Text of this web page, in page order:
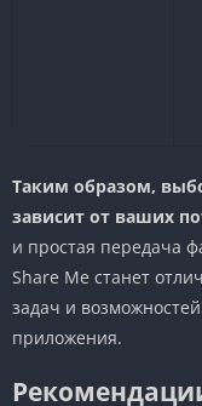
Таким образом,
зависит от ваших
и простая передача
Share Me станет
задач и
приложения.